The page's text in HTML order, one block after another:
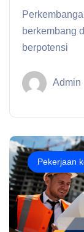
berkembang
berpotensi
Admin
Pekerjaan